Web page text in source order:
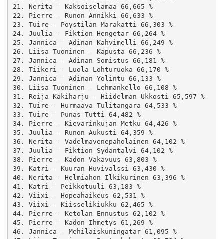
21. Nerita - Kaksoiselämää 66,665 %
22. Pierre - Runon Annikki 66,633 %
23. Tuire - Pöystilän Marakatti 66,303 %
24. Juulia - Fiktion Hengetär 66,264 %
25. Jannica - Adinan Kahvimelli 66,249 %
26. Liisa Tuoninen - Kapusta 66,236 %
27. Jannica - Adinan Somistus 66,181 %
28. Tiikeri - Luola Lohturuoka 66,170 %
29. Jannica - Adinan Yölintu 66,133 %
30. Liisa Tuoninen - Lehmänkello 66,108 %
31. Reija Käkiharju - Hiidelmän Ukkosti 65,597 %
32. Tuire - Hurmaava Tulitangara 64,533 %
33. Tuire - Punas-Tutti 64,482 %
34. Pierre - Kievarinkujan Metku 64,426 %
35. Juulia - Runon Aukusti 64,359 %
36. Nerita - Vadelmavenepaholainen 64,102 %
37. Juulia - Fiktion Sydäntalvi 64,102 %
38. Pierre - Kadon Vakavuus 63,803 %
39. Katri - Kuuran Huvivalssi 63,430 %
40. Nerita - Helmiahon Ilkikurinen 63,396 %
41. Katri - Peikkotuuli 63,183 %
42. Viixi - Hopeahaikeus 62,531 %
43. Viixi - Kiisselikiukku 62,465 %
44. Pierre - Ketolan Ennustus 62,102 %
45. Pierre - Kadon Ihmetys 61,269 %
46. Jannica - Mehiläiskuningatar 61,095 %